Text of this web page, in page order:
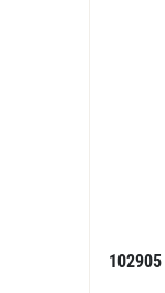
102905